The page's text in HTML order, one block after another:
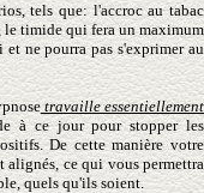
tels que: l'accroc au tabac
le timide qui fera un maximum
ne pourra pas s'exprimer au
travaille essentiellement
à ce jour pour stopper les
De cette manière votre
ce qui vous permettra
quels qu'ils soient.